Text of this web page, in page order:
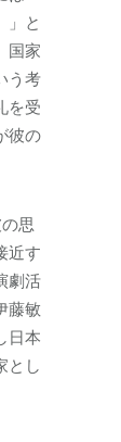
」と
国家
う考
を受
彼の
思
近す
劇活
藤敏
日本
とし